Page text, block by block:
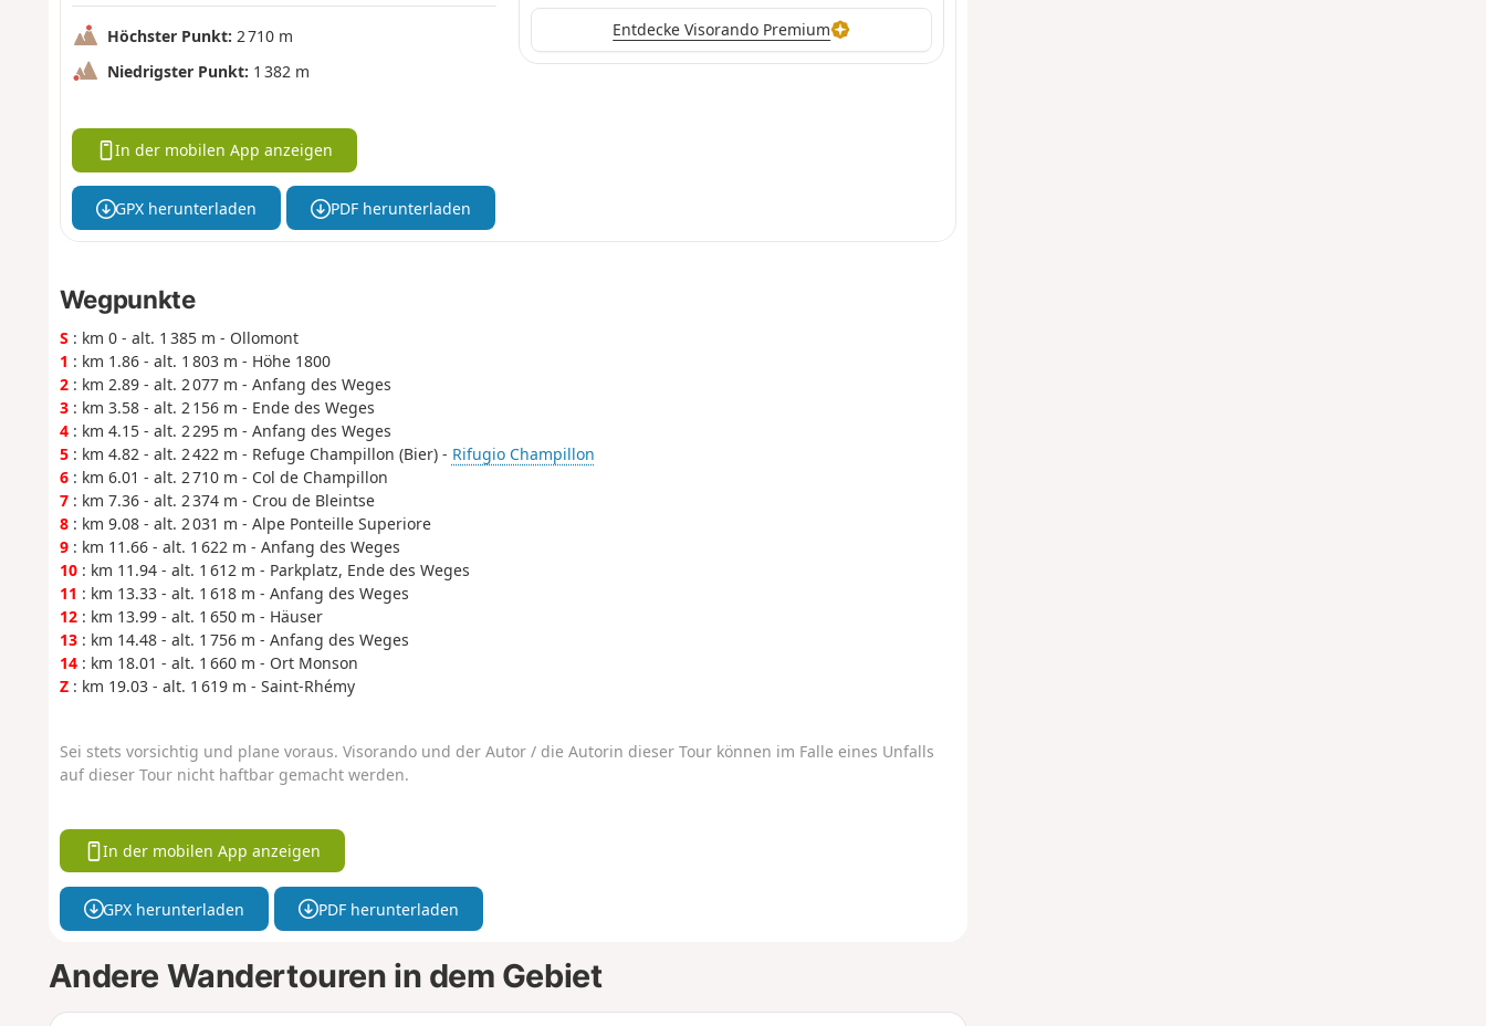
Höchster Punkt: 2 710 m
Niedrigster Punkt: 1 382 m
Entdecke Visorando Premium
In der mobilen App anzeigen
GPX herunterladen PDF herunterladen
Wegpunkte
S : km 0 - alt. 1 385 m - Ollomont
1 : km 1.86 - alt. 1 803 m - Höhe 1800
2: km 2.89 - alt. 2 077 m - Anfang des Weges
3: km 3.58 - alt. 2 156 m - Ende des Weges
4: km 4.15 - alt. 2 295 m - Anfang des Weges
5: km 4.82 - alt. 2 422 m - Refuge Champillon (Bier) - Rifugio Champillon
6: km 6.01 - alt. 2 710 m - Col de Champillon
7: km 7.36 - alt. 2 374 m - Crou de Bleintse
8: km 9.08 - alt. 2 031 m - Alpe Ponteille Superiore
9: km 11.66 - alt. 1 622 m - Anfang des Weges
10: km 11.94 - alt. 1 612 m - Parkplatz, Ende des Weges
11 : km 13.33 - alt. 1 618 m - Anfang des Weges
12: km 13.99 - alt. 1 650 m - Häuser
13: km 14.48 - alt. 1 756 m - Anfang des Weges
14: km 18.01 - alt. 1 660 m - Ort Monson
Z: km 19.03 - alt. 1 619 m - Saint-Rhémy
Sei stets vorsichtig und plane voraus. Visorando und der Autor / die Autorin dieser Tour können im Falle eines Unfalls
auf dieser Tour nicht haftbar gemacht werden.
In der mobilen App anzeigen
GPX herunterladen PDF herunterladen
Andere Wandertouren in dem Gebiet